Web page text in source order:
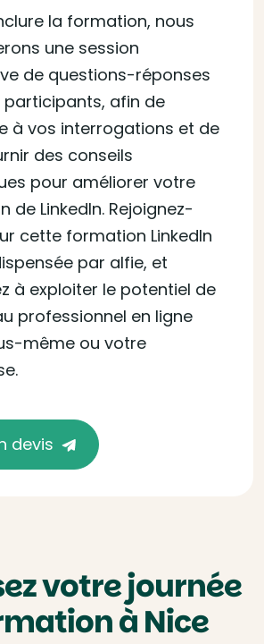
la formation, nous
une session
de questions-réponses
participants, afin de
à vos interrogations et de
des conseils
pour améliorer votre
de LinkedIn. Rejoignez-
cette formation LinkedIn
par alfie, et
à exploiter le potentiel de
professionnel en ligne
même ou votre
devis
votre journée
à Nice